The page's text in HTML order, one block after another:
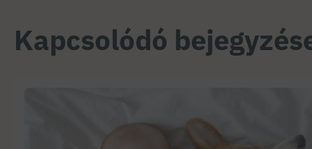
Kapcsolódó